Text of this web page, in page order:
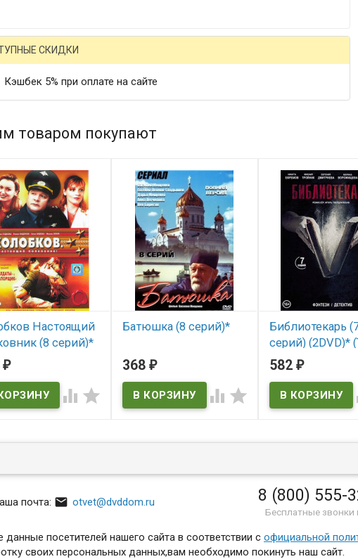
СКИДКИ
Кэшбек 5% при оплате на сайте
товаром покупают
Настоящий
(8 серий)*
₽
 
Батюшка (8 серий)*
368₽
 
Библиотекарь
серий) (2DVD)*
Librarian: Return
582 ₽
почта:  otvet@dvddom.ru 8 (800) 555-
Бесплатные
посетителей нашего сайта в соответствии с официальной
своих персональных данных,вам необходимо покинуть наш сайт.